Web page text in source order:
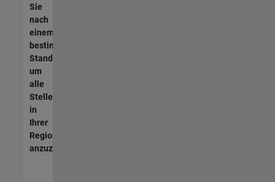
Sie
nach
einem
bestimmten
Standort,
um
alle
Stellenangebote
in
Ihrer
Region
anzuzeigen.